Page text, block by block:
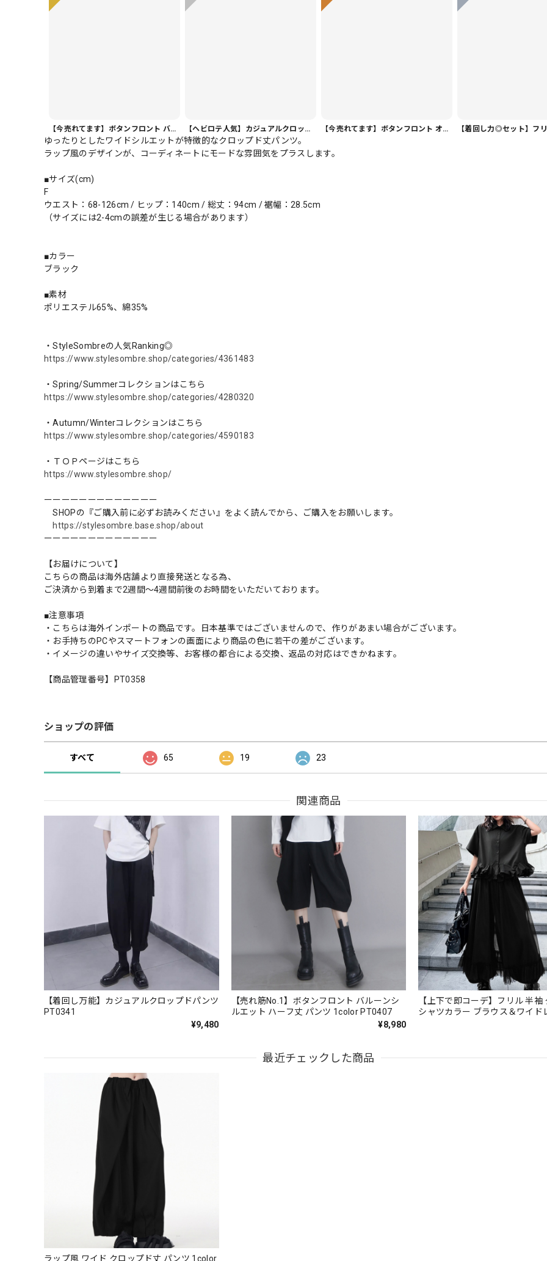
【今売れてます】ボタンフロント バルーンシルエット ハーフ丈 パンツ 1color PT0407 【ヘビロテ人気】カジュアルクロップドパンツ PT0341 【今売れてます】ボタンフロント オーバーサイズ 半袖 シャツワンピース 1color ON1035
ゆったりとしたワイドシルエットが特徴的なクロップド丈パンツ。
ラップ風のデザインが、コーディネートにモードな雰囲気をプラスします。
■サイズ(cm)
F
ウエスト：68-126cm / ヒップ：140cm / 総丈：94cm / 裾幅：28.5cm
（サイズには2-4cmの誤差が生じる場合があります）
■カラー
ブラック
■素材
ポリエステル65%、綿35%
・StyleSombreの人気Ranking◎
https://www.stylesombre.shop/categories/4361483
・Spring/Summerコレクションはこちら
https://www.stylesombre.shop/categories/4280320
・Autumn/Winterコレクションはこちら
https://www.stylesombre.shop/categories/4590183
・ＴＯＰページはこちら
https://www.stylesombre.shop/
ーーーーーーーーーーーーー
SHOPの『ご購入前に必ずお読みください』をよく読んでから、ご購入をお願いします。
https://stylesombre.base.shop/about
ーーーーーーーーーーーーー
【お届けについて】
こちらの商品は海外店舗より直接発送となる為、
ご決済から到着まで2週間〜4週間前後のお時間をいただいております。
■注意事項
・こちらは海外インポートの商品です。日本基準ではございませんので、作りがあまい場合がございます。
・お手持ちのPCやスマートフォンの画面により商品の色に若干の差がございます。
・イメージの違いやサイズ交換等、お客様の都合による交換、返品の対応はできかねます。
【商品管理番号】PT0358
ショップの評価
すべて 65 19 23
関連商品
【着回し万能】カジュアルクロップドパンツ
PT0341
¥9,480
【売れ筋No.1】ボタンフロント バルーンシ
ルエット ハーフ丈 パンツ 1color PT0407
¥8,980
【上下で即コーデ】フリル 半袖
シャツカラー ブラウス＆ワイド
最近チェックした商品
ラップ風 ワイド クロップド丈 パンツ 1color